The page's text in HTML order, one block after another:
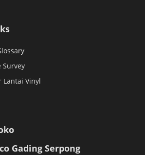
Survey
Lantai Vinyl
Gading Serpong